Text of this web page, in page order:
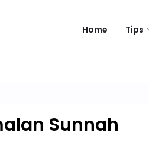
Home Tips
Sunnah